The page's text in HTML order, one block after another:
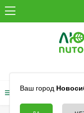
Ваш город
КАТАЛОГ ТОВАРОВ